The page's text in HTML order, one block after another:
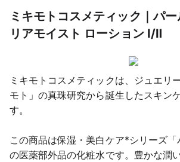
ミキモトコスメティック｜パ
リアモイスト ローション Ⅰ/Ⅱ
ミキモトコスメティックは、ジュエリ
モト」の真珠研究から誕生したスキン
す。
この商品は保湿・美白ケア*シリーズ「
の医薬部外品の化粧水です。豊かな潤